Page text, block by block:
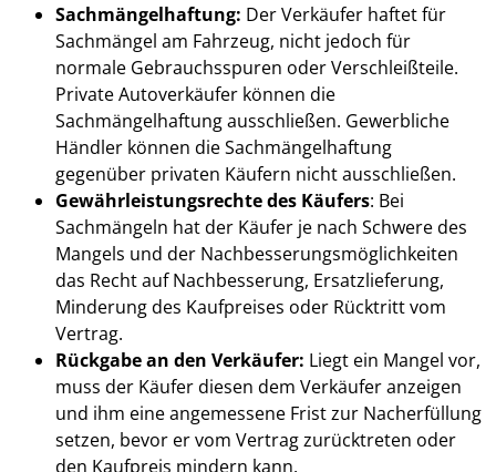
Sachmängelhaftung: Der Verkäufer haftet für
Sachmängel am Fahrzeug, nicht jedoch für
normale Gebrauchsspuren oder Verschleißteile.
Private Autoverkäufer können die
Sachmängelhaftung ausschließen. Gewerbliche
Händler können die Sachmängelhaftung
gegenüber privaten Käufern nicht ausschließen.
Gewährleistungsrechte des Käufers: Bei
Sachmängeln hat der Käufer je nach Schwere des
Mangels und der Nachbesserungsmöglichkeiten
das Recht auf Nachbesserung, Ersatzlieferung,
Minderung des Kaufpreises oder Rücktritt vom
Vertrag.
Rückgabe an den Verkäufer: Liegt ein Mangel vor,
muss der Käufer diesen dem Verkäufer anzeigen
und ihm eine angemessene Frist zur Nacherfüllung
setzen, bevor er vom Vertrag zurücktreten oder
den Kaufpreis mindern kann.